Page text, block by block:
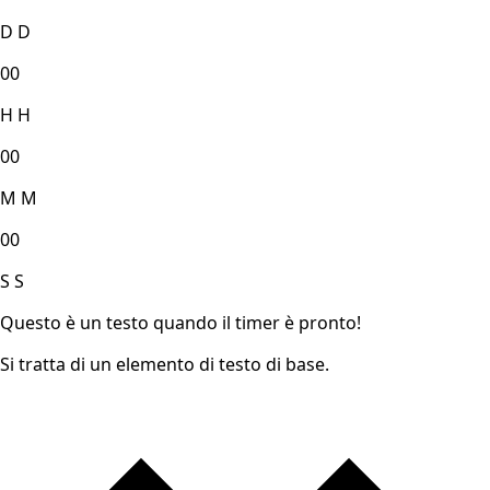
D D
00
H H
00
M M
00
S S
Questo è un testo quando il timer è pronto!
Si tratta di un elemento di testo di base.